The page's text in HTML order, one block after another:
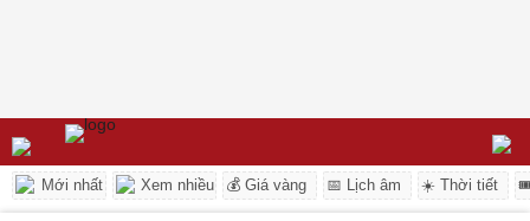
Mới nhất Xem nhiều 💰 Giá vàng 📅 Lịch âm ☀️ Thời tiết